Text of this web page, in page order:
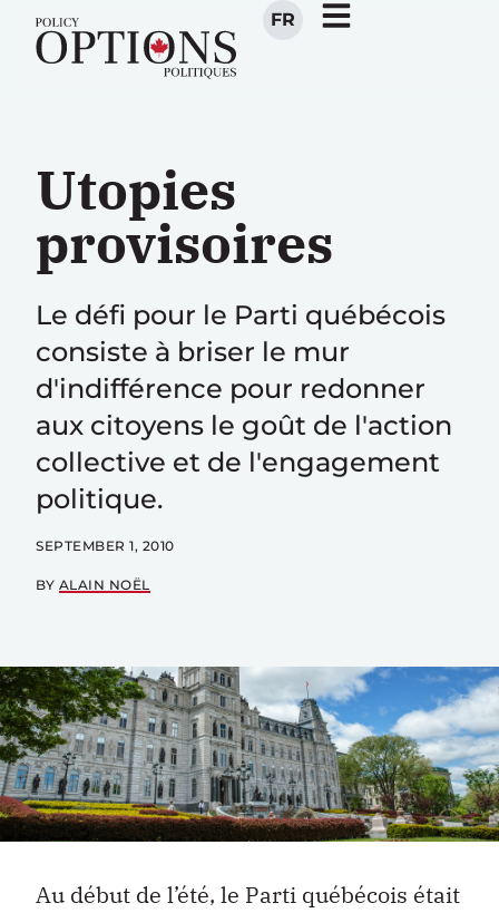
FR
Utopies
provisoires
Le défi pour le Parti québécois
consiste à briser le mur
d'indifférence pour redonner
aux citoyens le goût de l'action
collective et de l'engagement
politique.
SEPTEMBER 1, 2010
BY ALAIN NOËL
Au début de l’été, le Parti québécois était